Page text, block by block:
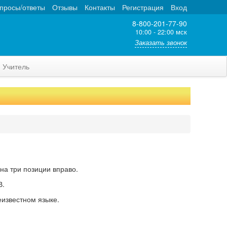
Вход
Регистрация
Контакты
Отзывы
ответы
8-800-201-77-90
10:00 - 22:00 мск
Заказать звонок
Учитель
три позиции вправо.
языке.